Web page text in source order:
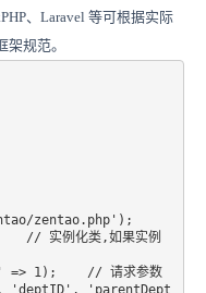
、Laravel 等可根据实际
规范。